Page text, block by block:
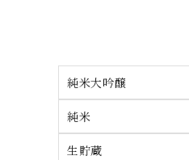
純米大吟醸
純米
生貯蔵